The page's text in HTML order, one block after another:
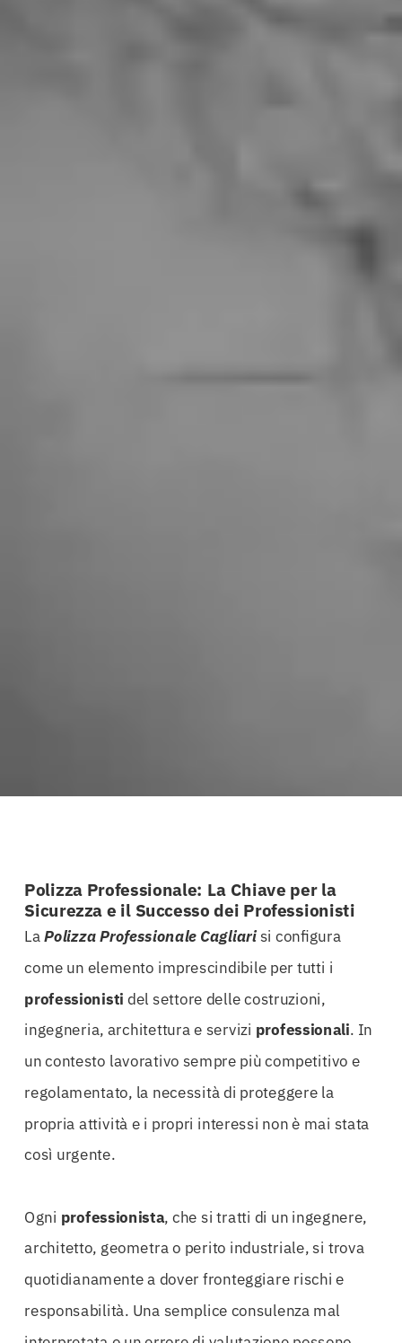
Polizza Professionale: La Chiave per la
Sicurezza e il Successo dei Professionisti
LaPolizza Professionale Cagliarisi configura
come un elemento imprescindibile per tutti i
professionisti del settore delle costruzioni,
ingegneria, architettura e servizi professionali. In
un contesto lavorativo sempre più competitivo e
regolamentato, la necessità di proteggere la
propria attività e i propri interessi non è mai stata
così urgente.
Ogni professionista, che si tratti di un ingegnere,
architetto, geometra o perito industriale, si trova
quotidianamente a dover fronteggiare rischi e
responsabilità. Una semplice consulenza mal